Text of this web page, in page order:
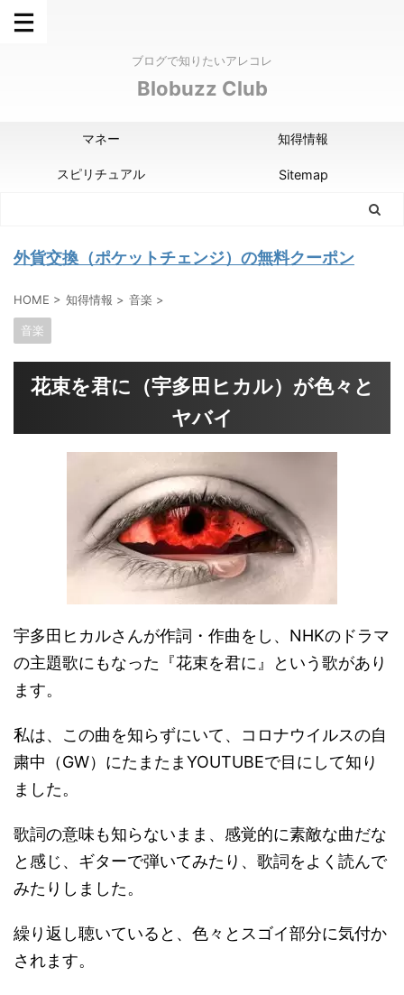
ブログで知りたいアレコレ
Blobuzz Club
マネー 知得情報
スピリチュアル Sitemap
外貨交換（ポケットチェンジ）の無料クーポン
HOME > 知得情報 > 音楽 >
音楽
花束を君に（宇多田ヒカル）が色々と
ヤバイ
宇多田ヒカルさんが作詞・作曲をし、NHKのドラマ
の主題歌にもなった『花束を君に』という歌があり
ます。
私は、この曲を知らずにいて、コロナウイルスの自
粛中（GW）にたまたまYOUTUBEで目にして知り
ました。
歌詞の意味も知らないまま、感覚的に素敵な曲だな
と感じ、ギターで弾いてみたり、歌詞をよく読んで
みたりしました。
繰り返し聴いていると、色々とスゴイ部分に気付か
されます。